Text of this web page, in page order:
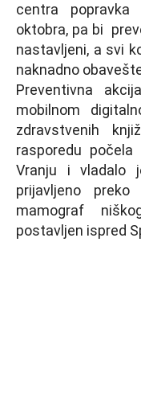
centra
oktobra, pa bi
nastavljeni, a svi
naknadno
Preventivna
mobilnom
zdravstvenih
rasporedu
Vranju i vladalo
prijavljeno
mamograf
postavljen ispred